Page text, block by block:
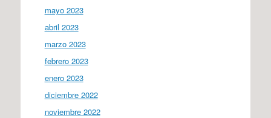
mayo 2023
abril 2023
marzo 2023
febrero 2023
enero 2023
diciembre 2022
noviembre 2022